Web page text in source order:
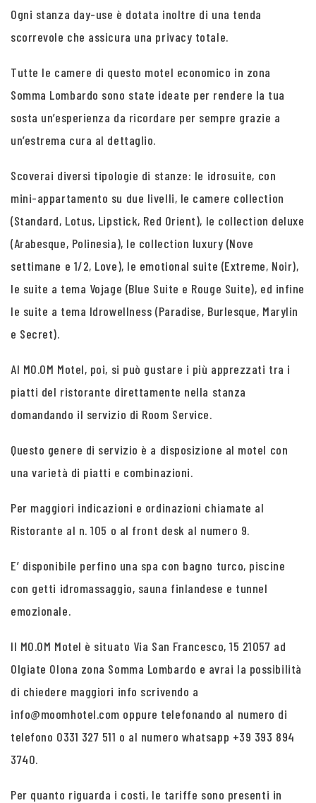
Ogni stanza day-use è dotata inoltre di una tenda
scorrevole che assicura una privacy totale.
Tutte le camere di questo motel economico in zona
Somma Lombardo sono state ideate per rendere la tua
sosta un’esperienza da ricordare per sempre grazie a
un’estrema cura al dettaglio.
Scoverai diversi tipologie di stanze: le idrosuite, con
mini-appartamento su due livelli, le camere collection
(Standard, Lotus, Lipstick, Red Orient), le collection deluxe
(Arabesque, Polinesia), le collection luxury (Nove
settimane e 1/2, Love), le emotional suite (Extreme, Noir),
le suite a tema Vojage (Blue Suite e Rouge Suite), ed infine
le suite a tema Idrowellness (Paradise, Burlesque, Marylin
e Secret).
Al MO.OM Motel, poi, si può gustare i più apprezzati tra i
piatti del ristorante direttamente nella stanza
domandando il servizio di Room Service.
Questo genere di servizio è a disposizione al motel con
una varietà di piatti e combinazioni.
Per maggiori indicazioni e ordinazioni chiamate al
Ristorante al n. 105 o al front desk al numero 9.
E’ disponibile perfino una spa con bagno turco, piscine
con getti idromassaggio, sauna finlandese e tunnel
emozionale.
Il MO.OM Motel è situato Via San Francesco, 15 21057 ad
Olgiate Olona zona Somma Lombardo e avrai la possibilità
di chiedere maggiori info scrivendo a
info@moomhotel.com oppure telefonando al numero di
telefono 0331 327 511 o al numero whatsapp +39 393 894
3740.
Per quanto riguarda i costi, le tariffe sono presenti in